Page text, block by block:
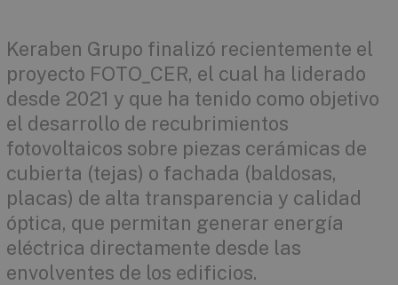
Keraben Grupo finalizó recientemente el
proyecto FOTO_CER, el cual ha liderado
desde 2021 y que ha tenido como objetivo
el desarrollo de recubrimientos
fotovoltaicos sobre piezas cerámicas de
cubierta (tejas) o fachada (baldosas,
placas) de alta transparencia y calidad
óptica, que permitan generar energía
eléctrica directamente desde las
envolventes de los edificios.